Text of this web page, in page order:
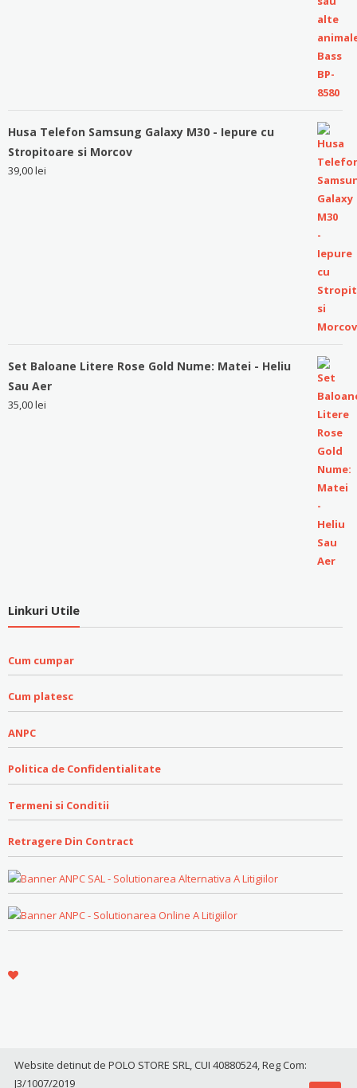
Husa Telefon Samsung Galaxy M30 - Iepure cu
Stropitoare si Morcov
39,00lei
Set Baloane Litere Rose Gold Nume: Matei - Heliu
Sau Aer
35,00lei
Linkuri Utile
Cum cumpar
Cum platesc
ANPC
Politica de Confidentialitate
Termeni si Conditii
Retragere Din Contract
Website detinut de POLO STORE SRL, CUI 40880524, Reg Com:
J3/1007/2019